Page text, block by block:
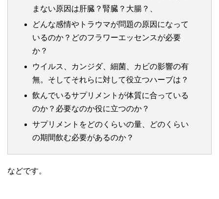
まない原因は肝臓？腎臓？大腸？、
どんな感情やトラウマが問題の原因になって
いるのか？どのフラワーエッセンスが必要
か？
ウイルス、カンジダ、細菌、カビの影響の有
無。そしてそれらに対して役立つハーブは？
飲んでいるサプリメントが体質に合っている
のか？必要なのか役に立つのか？
サプリメントをどのくらいの量、どのくらい
の期間飲む必要があるのか？
などです。